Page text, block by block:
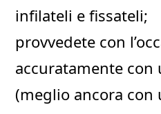
infilateli e fissateli;
provvedete con
accuratamente con
(meglio ancora con